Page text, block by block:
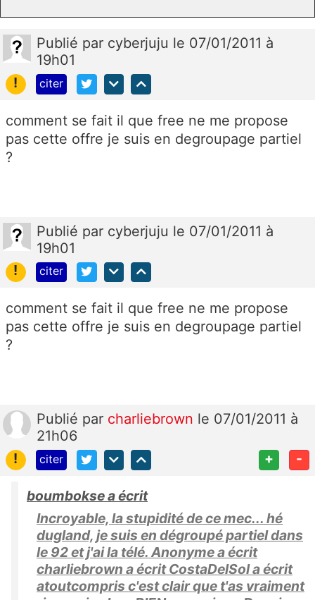
Publié par cyberjuju le 07/01/2011 à
19h01
!
citer
comment se fait il que free ne me propose
pas cette offre je suis en degroupage partiel
?
Publié par cyberjuju le 07/01/2011 à
19h01
!
citer
comment se fait il que free ne me propose
pas cette offre je suis en degroupage partiel
?
Publié par charliebrown le 07/01/2011 à
21h06
!
citer + -
boumbokse a écrit
Incroyable, la stupidité de ce mec... hé
dugland, je suis en dégroupé partiel dans
le 92 et j'ai la télé. Anonyme a écrit
charliebrown a écrit CostaDelSol a écrit
atoutcompris c'est clair que t'as vraiment